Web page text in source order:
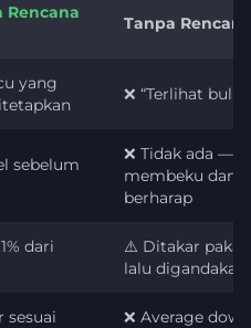
Rencana
Tanpa Rencana
yang
❌ “Terlihat
sebelum
❌ Tidak ada —
membeku dan
berharap
dari
⚠️ Ditakar pakai
lalu digandakan
sesuai
❌ Average